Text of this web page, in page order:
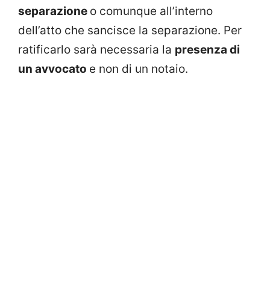
separazione o comunque all’interno
dell’atto che sancisce la separazione. Per
ratificarlo sarà necessaria la presenza di
un avvocato e non di un notaio.